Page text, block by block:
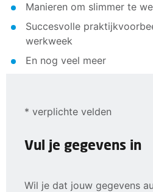
Manieren om slimmer te
Succesvolle
werkweek
En nog veel meer
* verplichte velden
Vul je gegevens in
Wil je dat jouw gegevens